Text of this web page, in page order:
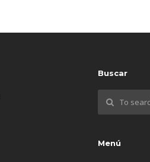
Buscar
Menú